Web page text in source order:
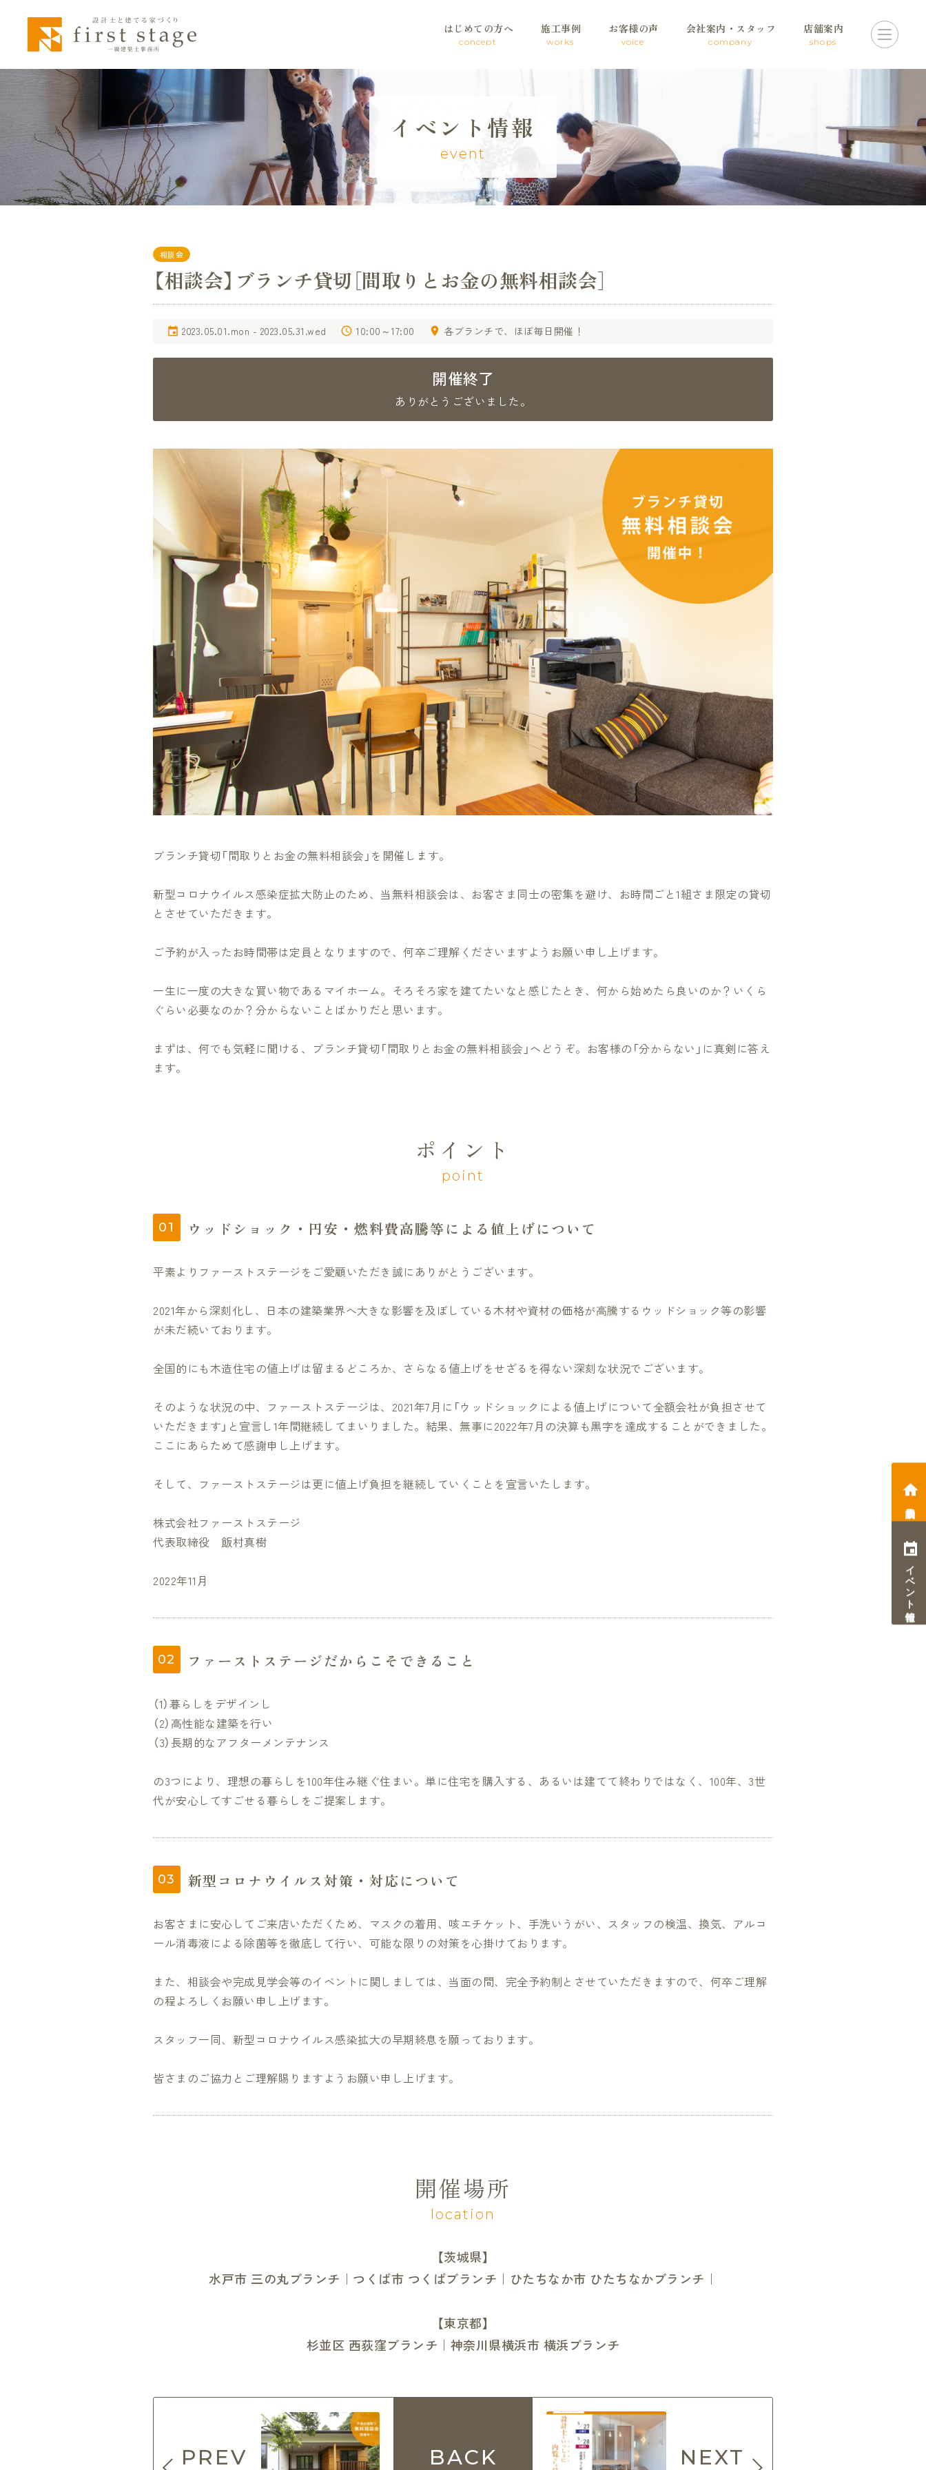
はじめての方へ
concept
施工事例
works
お客様の声
voice
会社案内・スタッフ
company
店舗案内
shops
イベント情報
event
相談会
【相談会】ブランチ貸切［間取りとお金の無料相談会］
2023.05.01.mon - 2023.05.31.wed 10:00～17:00 各ブランチで、ほぼ毎日開催！
開催終了
ありがとうございました。
ブランチ貸切「間取りとお金の無料相談会」を開催します。
新型コロナウイルス感染症拡大防止のため、当無料相談会は、お客さま同士の密集を避け、お時間ごと1組さま限定の貸切
とさせていただきます。
ご予約が入ったお時間帯は定員となりますので、何卒ご理解くださいますようお願い申し上げます。
一生に一度の大きな買い物であるマイホーム。そろそろ家を建てたいなと感じたとき、何から始めたら良いのか？いくら
ぐらい必要なのか？分からないことばかりだと思います。
まずは、何でも気軽に聞ける、ブランチ貸切「間取りとお金の無料相談会」へどうぞ。お客様の「分からない」に真剣に答え
ます。
ポイント
point
ウッドショック・円安・燃料費高騰等による値上げについて
平素よりファーストステージをご愛顧いただき誠にありがとうございます。
2021年から深刻化し、日本の建築業界へ大きな影響を及ぼしている木材や資材の価格が高騰するウッドショック等の影響
が未だ続いております。
全国的にも木造住宅の値上げは留まるどころか、さらなる値上げをせざるを得ない深刻な状況でございます。
そのような状況の中、ファーストステージは、2021年7月に「ウッドショックによる値上げについて全額会社が負担させて
いただきます」と宣言し1年間継続してまいりました。結果、無事に2022年7月の決算も黒字を達成することができました。
ここにあらためて感謝申し上げます。
そして、ファーストステージは更に値上げ負担を継続していくことを宣言いたします。
株式会社ファーストステージ
代表取締役 飯村真樹
2022年11月
ファーストステージだからこそできること
（1）暮らしをデザインし
（2）高性能な建築を行い
（3）長期的なアフターメンテナンス
の3つにより、理想の暮らしを100年住み継ぐ住まい。単に住宅を購入する、あるいは建てて終わりではなく、100年、3世
代が安心してすごせる暮らしをご提案します。
新型コロナウイルス対策・対応について
お客さまに安心してご来店いただくため、マスクの着用、咳エチケット、手洗いうがい、スタッフの検温、換気、アルコ
ール消毒液による除菌等を徹底して行い、可能な限りの対策を心掛けております。
また、相談会や完成見学会等のイベントに関しましては、当面の間、完全予約制とさせていただきますので、何卒ご理解
の程よろしくお願い申し上げます。
スタッフ一同、新型コロナウイルス感染拡大の早期終息を願っております。
皆さまのご協力とご理解賜りますようお願い申し上げます。
開催場所
location
【茨城県】
水戸市 三の丸ブランチ｜つくば市 つくばブランチ｜ひたちなか市 ひたちなかブランチ｜
【東京都】
杉並区 西荻窪ブランチ｜神奈川県横浜市 横浜ブランチ
PREV BACK NEXT
イベント情報